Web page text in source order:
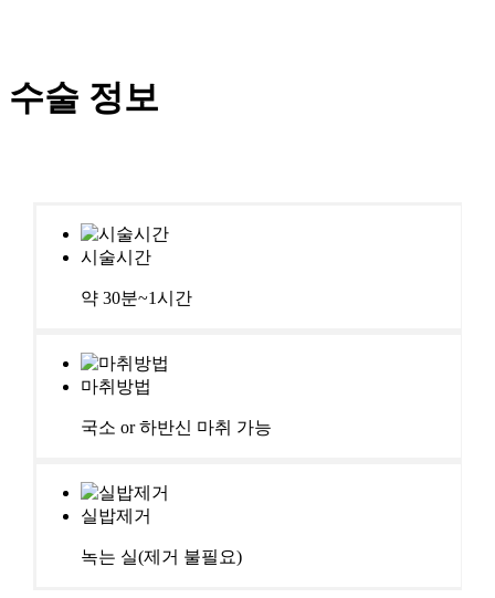
수술 정보
시술시간
약 30분~1시간
마취방법
국소 or 하반신 마취 가능
실밥제거
녹는 실(제거 불필요)